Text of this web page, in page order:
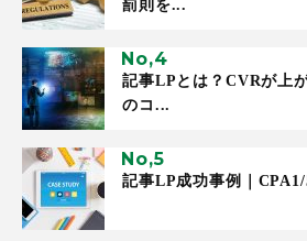
罰則を...
記事LPとは？CVRが上
のコ...
記事LP成功事例｜